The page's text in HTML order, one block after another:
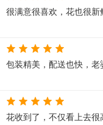
很满意很喜欢，花也很新
包装精美，配送也快，老
花收到了，不仅看上去很